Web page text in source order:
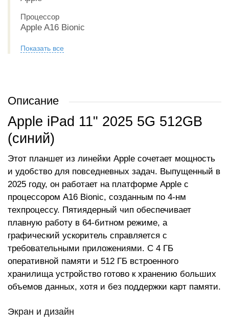
Процессор
Apple A16 Bionic
Показать все
Описание
Apple iPad 11" 2025 5G 512GB
(синий)
Этот планшет из линейки Apple сочетает мощность
и удобство для повседневных задач. Выпущенный в
2025 году, он работает на платформе Apple с
процессором A16 Bionic, созданным по 4-нм
техпроцессу. Пятиядерный чип обеспечивает
плавную работу в 64-битном режиме, а
графический ускоритель справляется с
требовательными приложениями. С 4 ГБ
оперативной памяти и 512 ГБ встроенного
хранилища устройство готово к хранению больших
объемов данных, хотя и без поддержки карт памяти.
Экран и дизайн